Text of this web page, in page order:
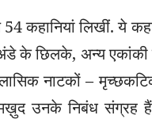
कहानियां लिखीं. ये
के छिलके, अन्य
नाटकों –
उनके निबंध संग्रह हैं.